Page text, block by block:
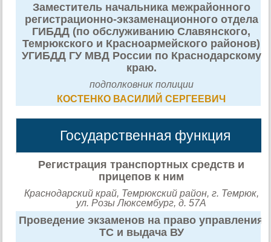
Заместитель начальника межрайонного
регистрационно-экзаменационного отдела
ГИБДД (по обслуживанию Славянского,
Темрюкского и Красноармейского районов)
УГИБДД ГУ МВД России по Краснодарскому
краю.
подполковник полиции
КОСТЕНКО ВАСИЛИЙ СЕРГЕЕВИЧ
Государственная функция
Регистрация транспортных средств и
прицепов к ним
Краснодарский край, Темрюкский район, г. Темрюк,
ул. Розы Люксембург, д. 57А
Проведение экзаменов на право управления
ТС и выдача ВУ